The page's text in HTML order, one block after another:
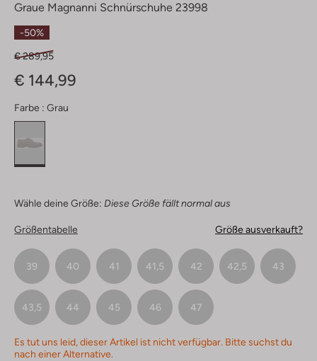
Graue Magnanni Schnürschuhe 23998
-50%
€ 289,95
€ 144,99
Farbe : Grau
Wähle deine Größe: Diese Größe fällt normal aus
Größentabelle Größe ausverkauft?
39 40 41 41,5 42 42,5 43
43,5 44 45 46 47
Es tut uns leid, dieser Artikel ist nicht verfügbar. Bitte suchst du
nach einer Alternative.